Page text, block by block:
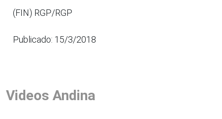
(FIN) RGP/RGP
Publicado: 15/3/2018
Videos Andina